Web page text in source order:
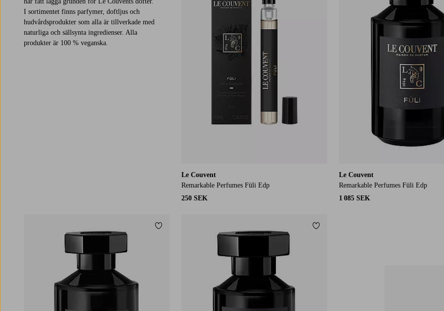
I sortimentet finns parfymer, doftljus och
hudvårdsprodukter som alla är tillverkade med
naturliga och sällsynta ingredienser. Alla
produkter är 100 % veganska.
Le Couvent
Remarkable Perfumes Füli Edp
250 SEK
Le Couvent
Remarkable Perfumes Füli Edp
1 085 SEK
Lägg till i favoriter Lägg till i favoriter